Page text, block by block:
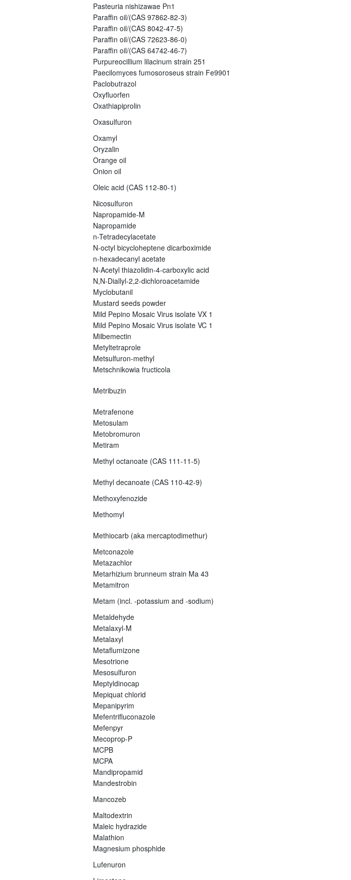
Pasteuria nishizawae Pn1
Paraffin oil/(CAS 97862-82-3)
Paraffin oil/(CAS 8042-47-5)
Paraffin oil/(CAS 72623-86-0)
Paraffin oil/(CAS 64742-46-7)
Purpureocillium lilacinum strain 251
Paecilomyces fumosoroseus strain Fe9901
Paclobutrazol
Oxyfluorfen
Oxathiapiprolin
Oxasulfuron
Oxamyl
Oryzalin
Orange oil
Onion oil
Oleic acid (CAS 112-80-1)
Nicosulfuron
Napropamide-M
Napropamide
n-Tetradecylacetate
N-octyl bicycloheptene dicarboximide
n-hexadecanyl acetate
N-Acetyl thiazolidin-4-carboxylic acid
N,N-Diallyl-2,2-dichloroacetamide
Myclobutanil
Mustard seeds powder
Mild Pepino Mosaic Virus isolate VX 1
Mild Pepino Mosaic Virus isolate VC 1
Milbemectin
Metyltetraprole
Metsulfuron-methyl
Metschnikowia fructicola
Metribuzin
Metrafenone
Metosulam
Metobromuron
Metiram
Methyl octanoate (CAS 111-11-5)
Methyl decanoate (CAS 110-42-9)
Methoxyfenozide
Methomyl
Methiocarb (aka mercaptodimethur)
Metconazole
Metazachlor
Metarhizium brunneum strain Ma 43
Metamitron
Metam (incl. -potassium and -sodium)
Metaldehyde
Metalaxyl-M
Metalaxyl
Metaflumizone
Mesotrione
Mesosulfuron
Meptyldinocap
Mepiquat chlorid
Mepanipyrim
Mefentrifluconazole
Mefenpyr
Mecoprop-P
MCPB
MCPA
Mandipropamid
Mandestrobin
Mancozeb
Maltodextrin
Maleic hydrazide
Malathion
Magnesium phosphide
Lufenuron